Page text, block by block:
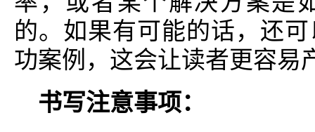
的。如果有可能的话，还
功案例，这会让读者更容易
书写注意事项：